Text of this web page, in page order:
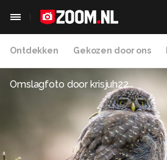
Ontdekken Gekozen door ons
Omslagfoto doorkrisjuh22